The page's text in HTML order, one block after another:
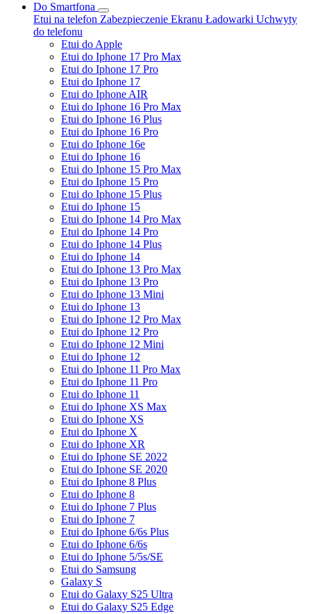
Do Smartfona
Etui na telefon Zabezpieczenie Ekranu Ładowarki Uchwyty
do telefonu
Etui do Apple
Etui do Iphone 17 Pro Max
Etui do Iphone 17 Pro
Etui do Iphone 17
Etui do Iphone AIR
Etui do Iphone 16 Pro Max
Etui do Iphone 16 Plus
Etui do Iphone 16 Pro
Etui do Iphone 16e
Etui do Iphone 16
Etui do Iphone 15 Pro Max
Etui do Iphone 15 Pro
Etui do Iphone 15 Plus
Etui do Iphone 15
Etui do Iphone 14 Pro Max
Etui do Iphone 14 Pro
Etui do Iphone 14 Plus
Etui do Iphone 14
Etui do Iphone 13 Pro Max
Etui do Iphone 13 Pro
Etui do Iphone 13 Mini
Etui do Iphone 13
Etui do Iphone 12 Pro Max
Etui do Iphone 12 Pro
Etui do Iphone 12 Mini
Etui do Iphone 12
Etui do Iphone 11 Pro Max
Etui do Iphone 11 Pro
Etui do Iphone 11
Etui do Iphone XS Max
Etui do Iphone XS
Etui do Iphone X
Etui do Iphone XR
Etui do Iphone SE 2022
Etui do Iphone SE 2020
Etui do Iphone 8 Plus
Etui do Iphone 8
Etui do Iphone 7 Plus
Etui do Iphone 7
Etui do Iphone 6/6s Plus
Etui do Iphone 6/6s
Etui do Iphone 5/5s/SE
Etui do Samsung
Galaxy S
Etui do Galaxy S25 Ultra
Etui do Galaxy S25 Edge